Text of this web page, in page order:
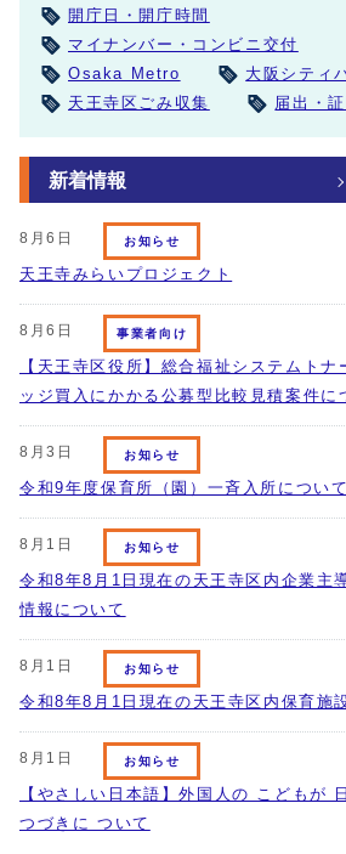
開庁日・開庁時間
マイナンバー・コンビニ交付
Osaka Metro
大阪シティ
天王寺区ごみ収集
届出・証
新着情報
8月6日 お知らせ
天王寺みらいプロジェクト
8月6日 事業者向け
【天王寺区役所】総合福祉システムトナ
ッジ買入にかかる公募型比較見積案件に
8月3日 お知らせ
令和9年度保育所（園）一斉入所について
8月1日 お知らせ
令和8年8月1日現在の天王寺区内企業主
情報について
8月1日 お知らせ
令和8年8月1日現在の天王寺区内保育施
8月1日 お知らせ
【やさしい日本語】外国人の こどもが
つづきに ついて